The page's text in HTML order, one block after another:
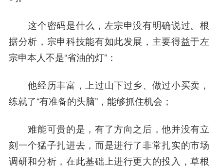
这个密码是什么，左宗申没有明确说过。根
据分析，宗申科技能有如此发展，主要得益于左
宗申本人不是“省油的灯”：
他经历丰富，上过山下过乡、做过小买卖，
练就了“有准备的头脑”，能够抓住机会；
难能可贵的是，有了方向之后，他并没有立
刻一个猛子扎进去，而是进行了非常扎实的市场
调研和分析，在此基础上进行更大的投入，草根